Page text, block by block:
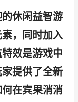
休闲益智游
，同时加入
效是游戏中
提供了全新
在宾果消消